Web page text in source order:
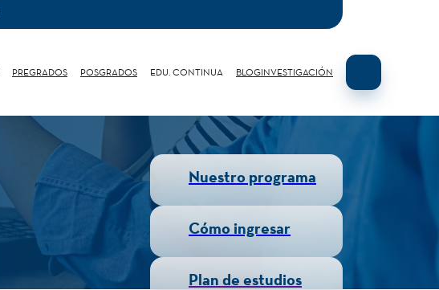
PREGRADOS POSGRADOS EDU. CONTINUA BLOGINVESTIGACIÓN
Nuestro programa
Cómo ingresar
Plan de estudios